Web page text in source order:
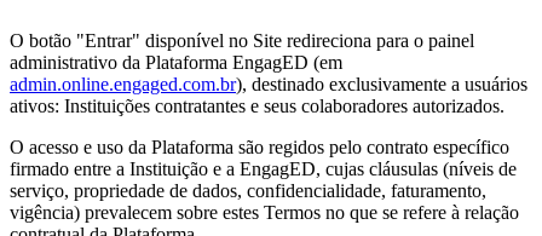
O botão "Entrar" disponível no Site redireciona para o painel
administrativo da Plataforma EngagED (em
admin.online.engaged.com.br), destinado exclusivamente a usuários
ativos: Instituições contratantes e seus colaboradores autorizados.
O acesso e uso da Plataforma são regidos pelo contrato específico
firmado entre a Instituição e a EngagED, cujas cláusulas (níveis de
serviço, propriedade de dados, confidencialidade, faturamento,
vigência) prevalecem sobre estes Termos no que se refere à relação